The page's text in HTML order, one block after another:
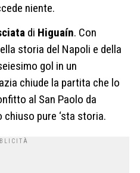
niente.
di Higuaín. Con
storia del Napoli e della
gol in un
chiude la partita che lo
al San Paolo da
pure ‘sta storia.